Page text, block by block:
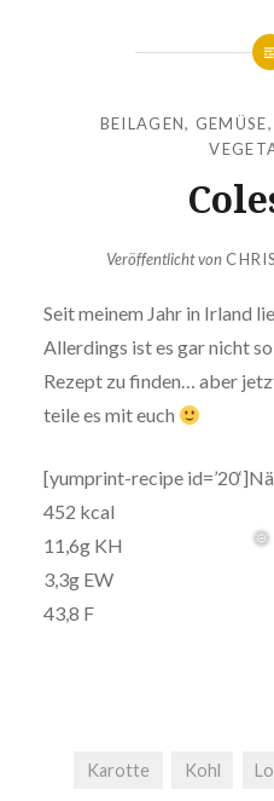
BEILAGEN, GEMÜSE
Veröffentlicht von
Seit meinem Jahr in Irland
Allerdings ist es gar nicht
Rezept zu finden… aber
teile es mit euch
[yumprint-recipe
452 kcal
11,6g KH
3,3g EW
43,8 F
Karotte Kohl